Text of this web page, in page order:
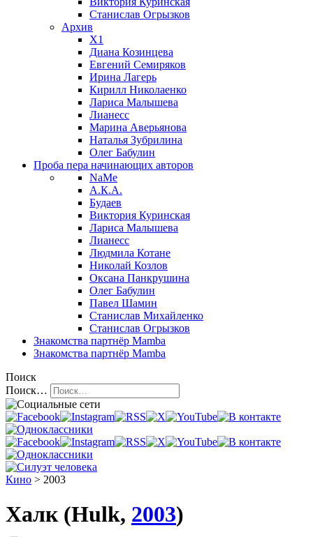
Станислав Огрызков
Архив
X1
Диана Козинцева
Евгений Семиряков
Ирина Лагерь
Кирилл Николаенко
Лариса Малышева
Лианесс
Марина Аверьянова
Наталья Зубрилина
Олег Бабулин
Проба пера начинающих авторов
NaMe
А.К.А.
Будаев
Виктория Куринская
Лариса Малышева
Лианесс
Людмила Котане
Николай Козлов
Оксана Панкрушина
Олег Бабулин
Павел Шамин
Станислав Михайленко
Станислав Огрызков
Знакомства партнёр Mamba
Знакомства партнёр Mamba
Поиск
Поиск…
Кино > 2003
Халк (Hulk, 2003)